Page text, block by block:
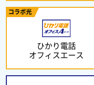
コラボ光
ひかり電話
オフィスエース